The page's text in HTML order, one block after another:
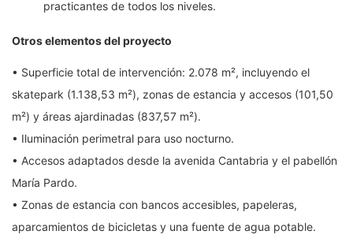
practicantes de todos los niveles.
Otros elementos del proyecto
• Superficie total de intervención: 2.078 m², incluyendo el
skatepark (1.138,53 m²), zonas de estancia y accesos (101,50
m²) y áreas ajardinadas (837,57 m²).
• Iluminación perimetral para uso nocturno.
• Accesos adaptados desde la avenida Cantabria y el pabellón
María Pardo.
• Zonas de estancia con bancos accesibles, papeleras,
aparcamientos de bicicletas y una fuente de agua potable.